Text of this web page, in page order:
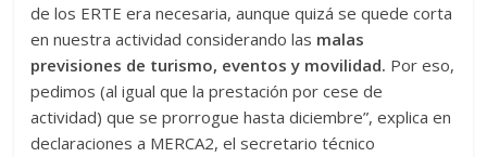
de los ERTE era necesaria, aunque quizá se quede corta
en nuestra actividad considerando las malas
previsiones de turismo, eventos y movilidad. Por eso,
pedimos (al igual que la prestación por cese de
actividad) que se prorrogue hasta diciembre”, explica en
declaraciones a MERCA2, el secretario técnico